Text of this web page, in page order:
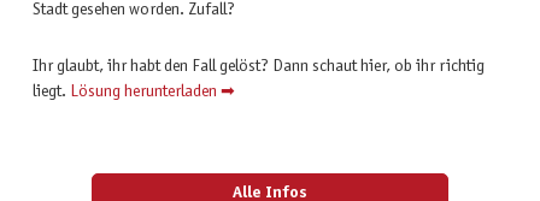
Stadt gesehen worden. Zufall?
Ihr glaubt, ihr habt den Fall gelöst? Dann schaut hier, ob ihr richtig
liegt. Lösung herunterladen ➡
Alle Infos